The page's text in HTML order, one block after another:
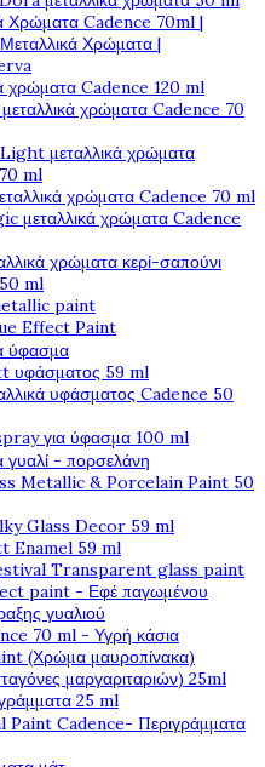
Χρώματα Cadence 70ml |
Χρώματα |
χρώματα Cadence 120 ml
χρώματα Cadence 70
μεταλλικά χρώματα
ml
χρώματα Cadence 70 ml
μεταλλικά χρώματα Cadence
χρώματα κερί-σαπούνι
ml
paint
Effect Paint
ύφασμα
υφάσματος 59 ml
υφάσματος Cadence 50
για ύφασμα 100 ml
γυαλί - πορσελάνη
Metallic & Porcelain Paint 50
Glass Decor 59 ml
Enamel 59 ml
Transparent glass paint
paint - Εφέ παγωμένου
γυαλιού
70 ml - Υγρή κάσια
(Χρώμα μαυροπίνακα)
μαργαριταριών) 25ml
25 ml
Paint Cadence- Περιγράμματα